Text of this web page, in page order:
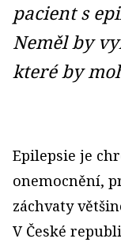
pacient s
Neměl by
které by
Epilepsie je
onemocnění,
záchvaty
V České